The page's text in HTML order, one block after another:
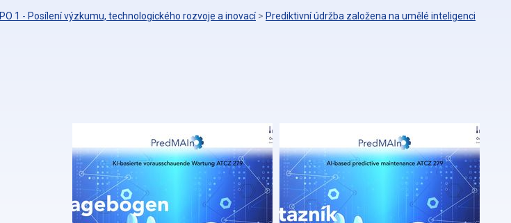
PO 1 - Posílení výzkumu, technologického rozvoje a inovací > Prediktivní údržba založena na umělé inteligenci